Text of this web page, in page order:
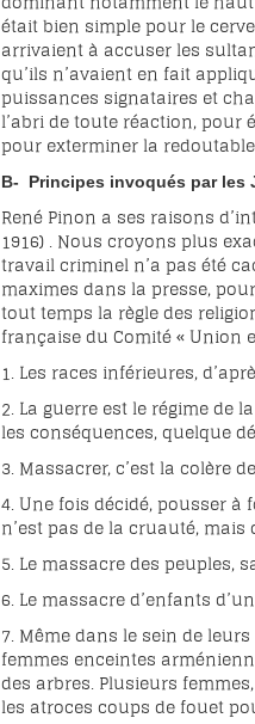
était bien simple pour le
arrivaient à accuser les
qu’ils n’avaient en fait
puissances signataires et
l’abri de toute réaction,
pour exterminer la
B- Principes invoqués par les
René Pinon a ses raisons
1916) . Nous croyons plus
travail criminel n’a pas été
maximes dans la presse,
tout temps la règle des
française du Comité « Union
1. Les races inférieures,
2. La guerre est le régime
les conséquences, quelque
3. Massacrer, c’est la colère
4. Une fois décidé, pousser
n’est pas de la cruauté, mais
5. Le massacre des peuples,
6. Le massacre d’enfants
7. Même dans le sein de
femmes enceintes
des arbres. Plusieurs
les atroces coups de fouet